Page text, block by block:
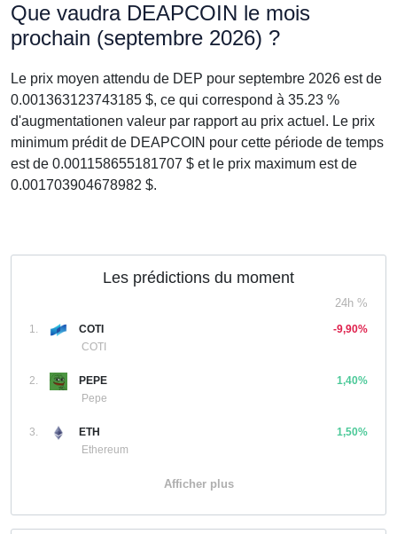
Que vaudra DEAPCOIN le mois
prochain (septembre 2026) ?
Le prix moyen attendu de DEP pour septembre 2026 est de
0.001363123743185 $, ce qui correspond à 35.23 %
d'augmentationen valeur par rapport au prix actuel. Le prix
minimum prédit de DEAPCOIN pour cette période de temps
est de 0.001158655181707 $ et le prix maximum est de
0.001703904678982 $.
Les prédictions du moment
24h %
1.
COTI
COTI
-9,90%
2.
PEPE
Pepe
1,40%
3.
ETH
Ethereum
1,50%
Afficher plus